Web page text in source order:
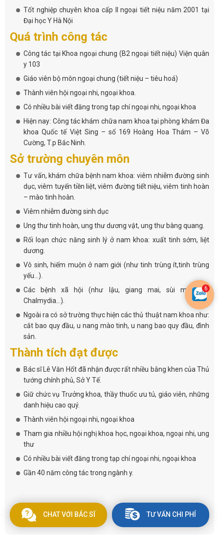
Tốt nghiệp chuyên khoa cấp II ngoại tiết niệu năm 2001 tại
Đại học Y Hà Nội
Quá trình công tác
Công tác tại Khoa ngoại chung (B2 ngoại tiết niệu) Viện quân
y 103
Giáo viên bộ môn ngoại chung (tiết niệu – tiêu hoá)
Thành viên hội ngoại nhi, ngoại khoa.
Có nhiều bài viết đăng trong tạp chí ngoại nhi, ngoại khoa
Hiện nay: Công tác khám chữa nam khoa tại phòng khám Đa
khoa Quốc tế Việt Sing – số 169 Hoàng Hoa Thám – Võ
Cường, T.p Bắc Ninh.
Sở trường chuyên môn
Tư vấn, khám chữa bệnh nam khoa: viêm nhiễm đường sinh
dục, viêm tuyến tiền liệt, viêm đường tiết niệu, viêm tinh hoàn
– mào tinh hoàn.
Viêm nhiễm đường sinh dục
Ung thư tinh hoàn, ung thư dương vật, ung thư bàng quang.
Rối loạn chức năng sinh lý ở nam khoa: xuất tinh sớm, liệt
dương.
Vô sinh, hiếm muộn ở nam giới (như tinh trùng ít,tinh trùng
yếu…).
Các bệnh xã hội (như lậu, giang mai, sùi mào gà,
Chalmydia…).
Ngoài ra có sở trường thực hiện các thủ thuật nam khoa như:
cắt bao quy đầu, u nang mào tinh, u nang bao quy đầu, đình
sản.
Thành tích đạt được
Bác sĩ Lê Văn Hốt đã nhận được rất nhiều bằng khen của Thủ
tướng chính phủ, Sở Y Tế.
Giữ chức vụ Trưởng khoa, thầy thuốc ưu tú, giáo viên, những
danh hiệu cao quý.
Thành viên hội ngoại nhi, ngoại khoa
Tham gia nhiều hội nghị khoa học, ngoại khoa, ngoại nhi, ung
thư
Có nhiều bài viết đăng trong tạp chí ngoại nhi, ngoại khoa
Gần 40 năm công tác trong ngành y.
CHAT VỚI BÁC SĨ TƯ VẤN CHI PHÍ